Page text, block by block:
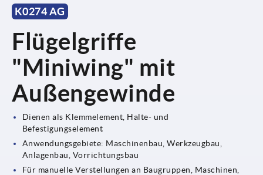
K0274 AG
Flügelgriffe
"Miniwing" mit
Außengewinde
Dienen als Klemmelement, Halte- und
Befestigungselement
Anwendungsgebiete: Maschinenbau, Werkzeugbau,
Anlagenbau, Vorrichtungsbau
Für manuelle Verstellungen an Baugruppen, Maschinen,